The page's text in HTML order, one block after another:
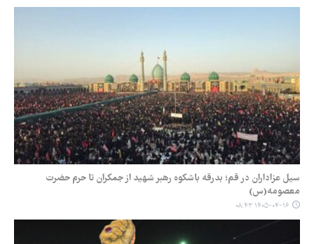
سیل عزاداران در قم؛ بدرقه باشکوه رهبر شهید از جمکران تا حرم حضرت
معصومه(س)
۱۴۰۵-۰۴-۱۶ ۰۸:۴۳